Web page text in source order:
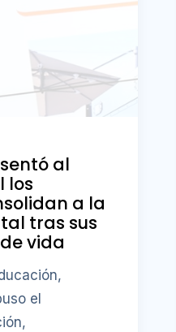
al
los
a la
tras sus
vida
el